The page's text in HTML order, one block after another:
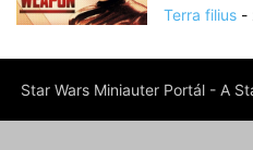
Terra filius -
Star Wars Miniauter Portál - A